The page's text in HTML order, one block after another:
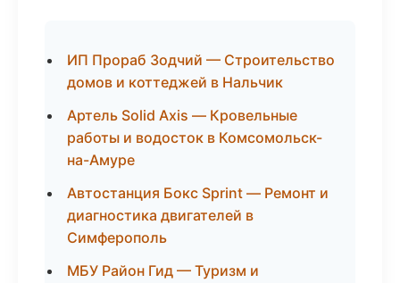
ИП Прораб Зодчий — Строительство
домов и коттеджей в Нальчик
Артель Solid Axis — Кровельные
работы и водосток в Комсомольск-
на-Амуре
Автостанция Бокс Sprint — Ремонт и
диагностика двигателей в
Симферополь
МБУ Район Гид — Туризм и